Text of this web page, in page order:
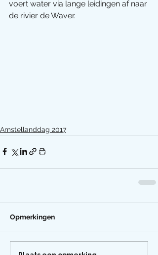
voert water via lange leidingen af naar
de rivier de Waver.
Amstellanddag 2017
Opmerkingen